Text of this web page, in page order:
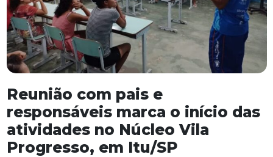
Reunião com pais e
responsáveis marca o início das
atividades no Núcleo Vila
Progresso, em Itu/SP